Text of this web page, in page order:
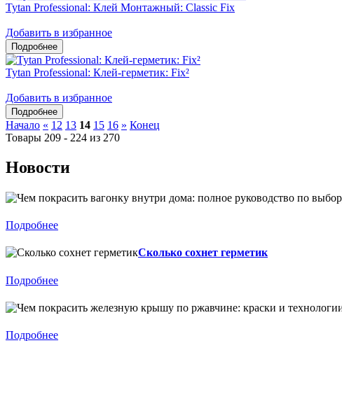
Tytan Professional: Клей Монтажный: Classic Fix
Добавить в избранное
Tytan Professional: Клей-герметик: Fix²
Добавить в избранное
Начало « 12 13 14 15 16 » Конец
Товары 209 - 224 из 270
Новости
Подробнее
Сколько сохнет герметик
Подробнее
Подробнее